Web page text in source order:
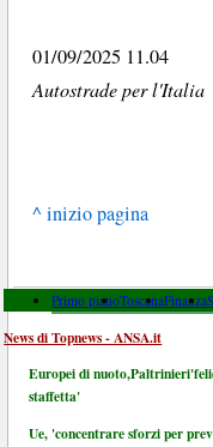
01/09/2025 11.04
Autostrade per l'Italia
^ inizio pagina
Primo pianoToscanaFinanza
News di Topnews - ANSA.it
Europei di
staffetta'
Ue, 'concentrare sforzi per